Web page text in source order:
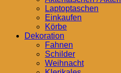
Laptoptaschen
Einkaufen
Körbe
Dekoration
Fahnen
Schilder
Weihnacht